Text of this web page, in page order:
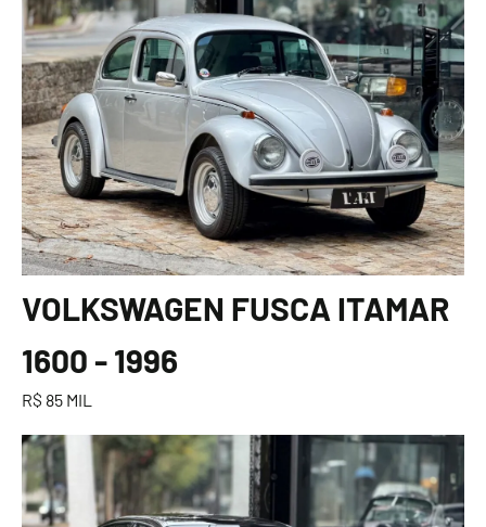
VOLKSWAGEN FUSCA ITAMAR
1600 - 1996
R$ 85 MIL